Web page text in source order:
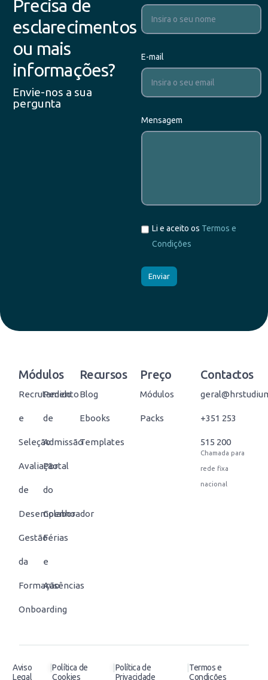
Precisa de
esclarecimentos
ou mais
informações?
Envie-nos a sua
pergunta
E-mail
Mensagem
Li e aceito os Termos e
Condições
Módulos
Recrutamento
e
Seleção
Avaliação
de
Desempenho
Gestão
da
Formação
Onboarding
Pedido
de
Admissão
Portal
do
Colaborador
Férias
e
Ausências
Recursos
Blog
Ebooks
Templates
Preço
Módulos
Packs
Contactos
+351 253
515 200
Chamada para
rede fixa
nacional
Aviso
Legal
|Política de
Cookies
Política de
Privacidade
Termos e
Condições